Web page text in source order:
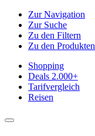
Zur Navigation
Zur Suche
Zu den Filtern
Zu den Produkten
Shopping
Deals 2.000+
Tarifvergleich
Reisen